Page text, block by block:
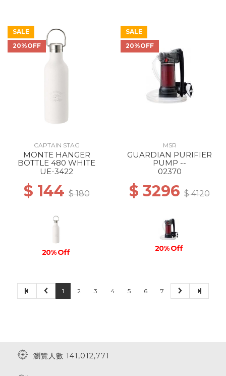
SALE
20%OFF
CAPTAIN STAG
MONTE HANGER
BOTTLE 480 WHITE
UE-3422
$ 144$ 180
20% Off
SALE
20%OFF
MSR
GUARDIAN PURIFIER
PUMP --
02370
$ 3296 $ 4120
20% Off
1 2 3 4 5 6 7
瀏覽人數 141,012,771